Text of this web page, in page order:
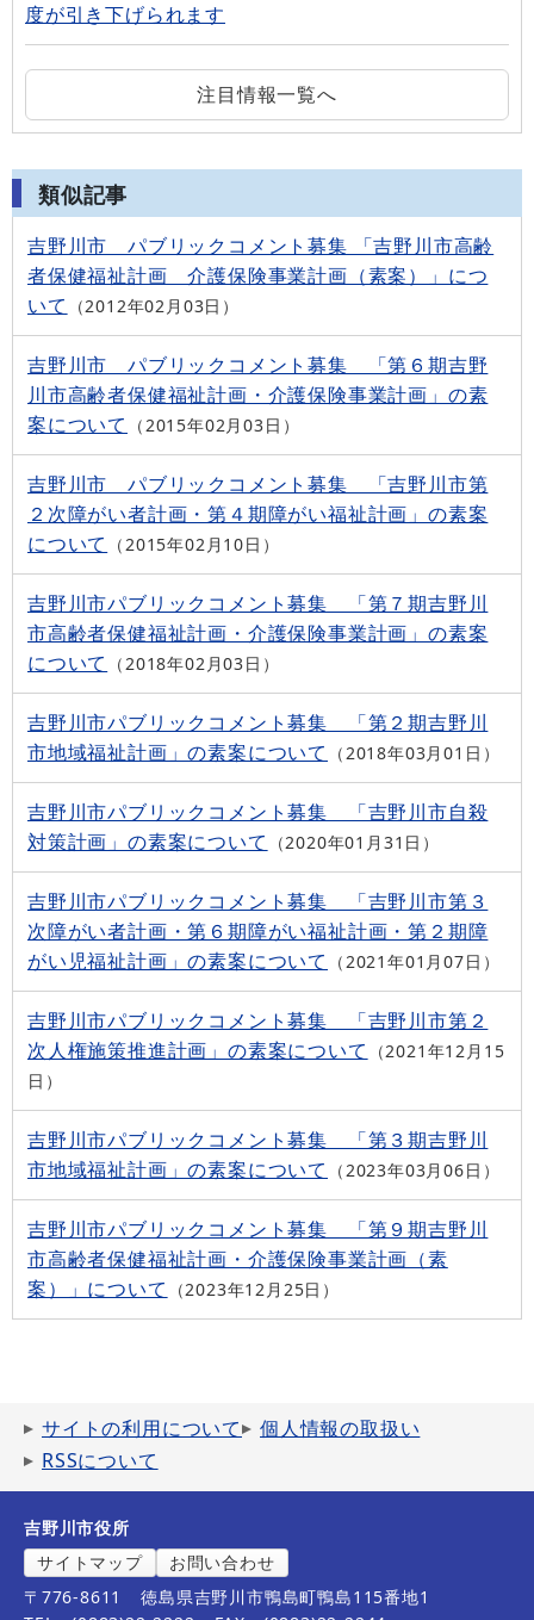
度が引き下げられます
注目情報一覧へ
類似記事
吉野川市 パブリックコメント募集 「吉野川市高齢
者保健福祉計画 介護保険事業計画（素案）」につ
いて
2012年02月03日
吉野川市 パブリックコメント募集 「第６期吉野
川市高齢者保健福祉計画・介護保険事業計画」の素
案について
2015年02月03日
吉野川市 パブリックコメント募集 「吉野川市第
２次障がい者計画・第４期障がい福祉計画」の素案
について
2015年02月10日
吉野川市パブリックコメント募集 「第７期吉野川
市高齢者保健福祉計画・介護保険事業計画」の素案
について
2018年02月03日
吉野川市パブリックコメント募集 「第２期吉野川
市地域福祉計画」の素案について
2018年03月01日
吉野川市パブリックコメント募集 「吉野川市自殺
対策計画」の素案について
2020年01月31日
吉野川市パブリックコメント募集 「吉野川市第３
次障がい者計画・第６期障がい福祉計画・第２期障
がい児福祉計画」の素案について
2021年01月07日
吉野川市パブリックコメント募集 「吉野川市第２
次人権施策推進計画」の素案について
2021年12月15
日
吉野川市パブリックコメント募集 「第３期吉野川
市地域福祉計画」の素案について
2023年03月06日
吉野川市パブリックコメント募集 「第９期吉野川
市高齢者保健福祉計画・介護保険事業計画（素
案）」について
2023年12月25日
サイトの利用について
個人情報の取扱い
RSSについて
吉野川市役所
サイトマップ
お問い合わせ
〒776-8611
徳島県吉野川市鴨島町鴨島115番地1